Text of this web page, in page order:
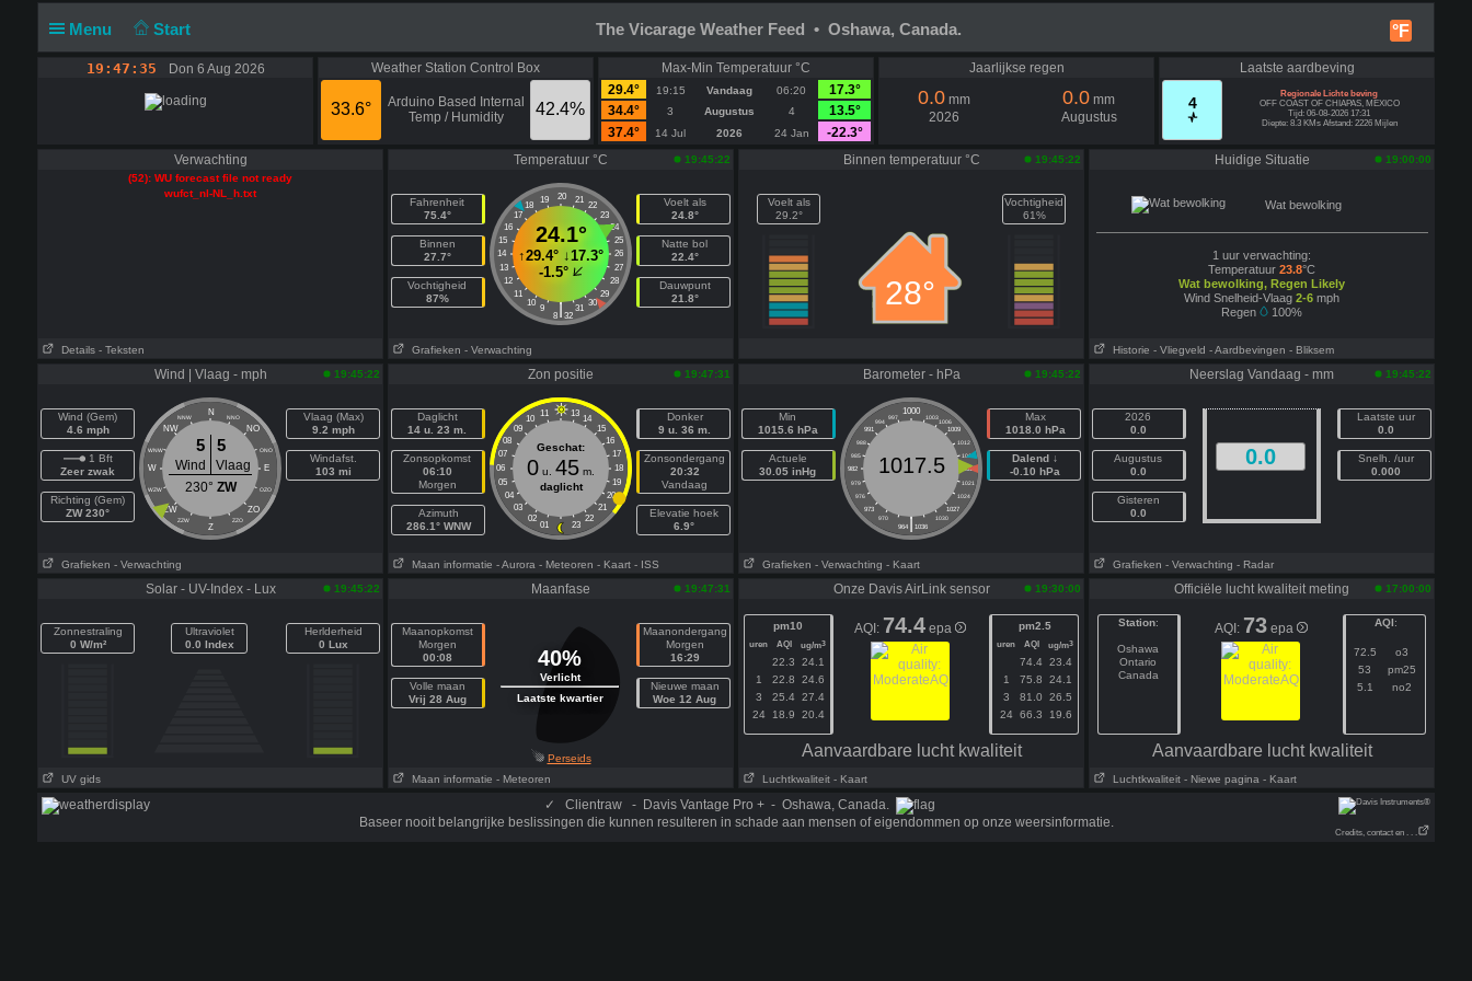
Menu Start °F
The Vicarage Weather Feed • Oshawa, Canada.
19:47:35 Don 6 Aug 2026 Weather Station Control Box
33.6° 42.4%
Arduino Based Internal
Temp / Humidity
Max-Min Temperatuur °C
29.4°
19:15 Vandaag 06:20
17.3°
34.4°
3 Augustus 4
13.5°
37.4°
14 Jul 2026 24 Jan -22.3°
Jaarlijkse regen
0.0 mm
2026
0.0 mm
Augustus
Laatste aardbeving
4
Regionale Lichte beving
OFF COAST OF CHIAPAS, MEXICO
Tijd: 06-08-2026 17:31
Diepte: 8.3 KMs Afstand: 2226 Mijlen
Verwachting
(52): WU forecast file not ready
wufct_nl-NL_h.txt
Details - Teksten
Temperatuur °C 19:45:22
Fahrenheit
75.4°
Binnen
27.7°
Vochtigheid
87%
20
19 21
18
22
17
23
16
24
15
25
14
26
13
27
12
28
11
29
10
30
9 31
|
8 32
24.1°
↑29.4° ↓17.3°
-1.5°
Voelt als
24.8°
Natte bol
22.4°
Dauwpunt
21.8°
Grafieken - Verwachting
Binnen temperatuur °C 19:45:22
Voelt als
29.2°
28°
Vochtigheid
61%
Huidige Situatie 19:00:00
Wat bewolking
1 uur verwachting:
Temperatuur 23.8°C
Wat bewolking, Regen Likely
Wind Snelheid-Vlaag 2-6 mph
Regen
100%
Historie - Vliegveld - Aardbevingen - Bliksem
Wind | Vlaag - mph 19:45:22
Wind (Gem)
4.6 mph
1 Bft
Zeer zwak
Richting (Gem)
ZW 230°
N
NNW NNO
NW NO
WNW ONO
W E
WZW OZO
ZW ZO
ZZW ZZO
Z
5 5
Wind
Vlaag
230° ZW
Vlaag (Max)
9.2 mph
Windafst.
103 mi
Grafieken - Verwachting
Zon positie 19:47:31
Daglicht
14 u. 23 m.
Zonsopkomst
06:10
Morgen
Azimuth
286.1° WNW
11 13
10
14
09
15
08
16
07
17
06
18
05
19
04
20
03
21
02
22
01 23
Geschat:
0 u. 45 m.
daglicht
Donker
9 u. 36 m.
Zonsondergang
20:32
Vandaag
Elevatie hoek
6.9°
Maan informatie - Aurora - Meteoren - Kaart - ISS
Barometer - hPa 19:45:22
Min
1015.6 hPa
Actuele
30.05 inHg
1000
997 1003
994
1006
991
1009
988
1012
985
1015
982
1018
979
1021
976
1024
973
1027
970
1030
|
964 1036
1017.5
Max
1018.0 hPa
Dalend ↓
-0.10 hPa
Grafieken - Verwachting - Kaart
Neerslag Vandaag - mm 19:45:22
2026
0.0
Augustus
0.0
Gisteren
0.0
0.0
Laatste uur
0.0
Snelh. /uur
0.000
Grafieken - Verwachting - Radar
Solar - UV-Index - Lux 19:45:22
Zonnestraling
0 W/m²
Ultraviolet
0.0 Index
Herlderheid
0 Lux
UV gids
Maanfase 19:47:31
Maanopkomst
Morgen
00:08
Volle maan
Vrij 28 Aug
40%
Verlicht
Laatste kwartier
Maanondergang
Morgen
16:29
Nieuwe maan
Woe 12 Aug
Perseids
Maan informatie - Meteoren
Onze Davis AirLink sensor 19:30:00
pm10
uren AQI ug/m3
22.3
24.1
1
22.8
24.6
3
25.4 27.4
24
18.9 20.4
AQI: 74.4 epa pm2.5
uren AQI ug/m3
74.4 23.4
1
75.8
24.1
3
81.0
26.5
24 66.3 19.6
Aanvaardbare lucht kwaliteit
Luchtkwaliteit - Kaart
Officiële lucht kwaliteit meting 17:00:00
Station:
Oshawa
Ontario
Canada
AQI: 73 epa AQI:
72.5
o3
53
pm25
5.1
no2
Aanvaardbare lucht kwaliteit
Luchtkwaliteit - Niewe pagina - Kaart
✓
Clientraw - Davis Vantage Pro + - Oshawa, Canada.
Baseer nooit belangrijke beslissingen die kunnen resulteren in schade aan mensen of eigendommen op onze weersinformatie.
Credits, contact en . . .